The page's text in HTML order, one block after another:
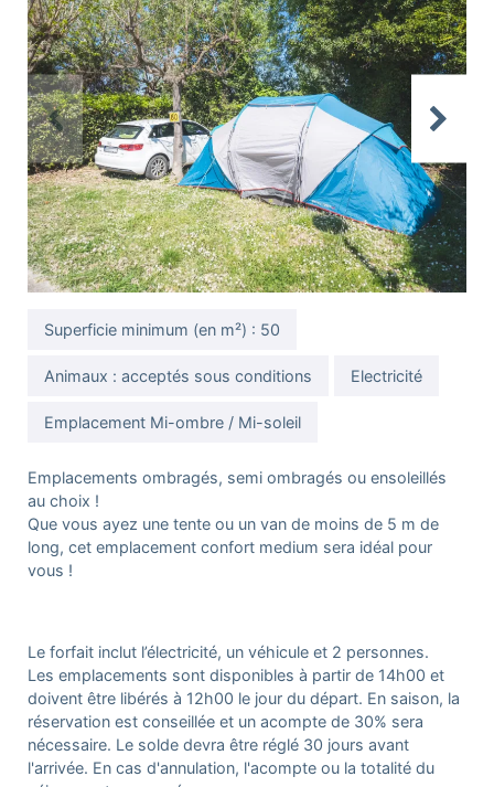
Previous Next
Superficie minimum (en m²) : 50
Animaux : acceptés sous conditions Electricité
Emplacement Mi-ombre / Mi-soleil
Emplacements ombragés, semi ombragés ou ensoleillés
au choix !
Que vous ayez une tente ou un van de moins de 5 m de
long, cet emplacement confort medium sera idéal pour
vous !
Le forfait inclut l’électricité, un véhicule et 2 personnes.
Les emplacements sont disponibles à partir de 14h00 et
doivent être libérés à 12h00 le jour du départ. En saison, la
réservation est conseillée et un acompte de 30% sera
nécessaire. Le solde devra être réglé 30 jours avant
l'arrivée. En cas d'annulation, l'acompte ou la totalité du